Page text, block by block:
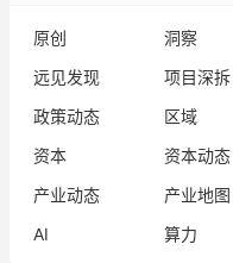
原创 洞察
远见发现
项目深拆
政策动态
区域
资本
资本动态
产业动态
产业地图
AI
算力